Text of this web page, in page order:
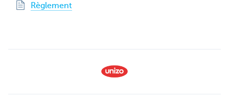
Règlement